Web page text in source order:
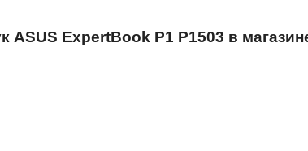
ASUS ExpertBook P1 P1503 в